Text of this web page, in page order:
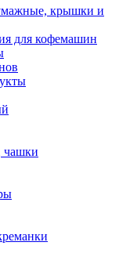
крышки и
для кофемашин
чашки